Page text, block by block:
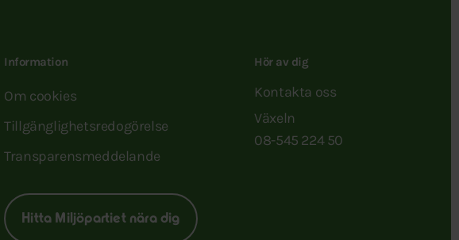
Information
Om cookies
Tillgänglighetsredogörelse
Transparensmeddelande
Hitta Miljöpartiet nära dig
Hör av dig
Kontakta oss
Växeln
08-545 224 50